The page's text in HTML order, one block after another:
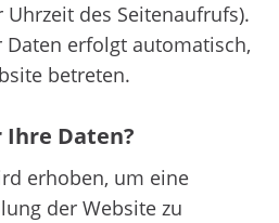
des Seitenaufrufs).
Daten erfolgt automatisch,
betreten.
Daten?
erhoben, um eine
der Website zu